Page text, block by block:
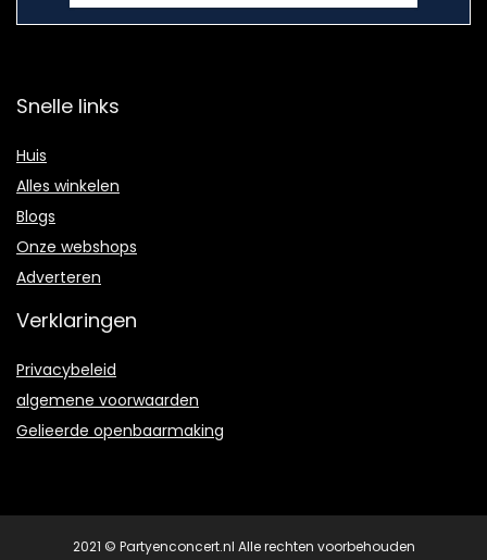
Snelle links
Huis
Alles winkelen
Blogs
Onze webshops
Adverteren
Verklaringen
Privacybeleid
algemene voorwaarden
Gelieerde openbaarmaking
2021 © Partyenconcert.nl Alle rechten voorbehouden